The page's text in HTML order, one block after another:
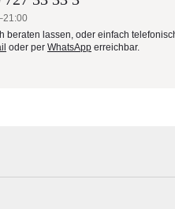
beraten lassen, oder einfach
oder per WhatsApp erreichbar.